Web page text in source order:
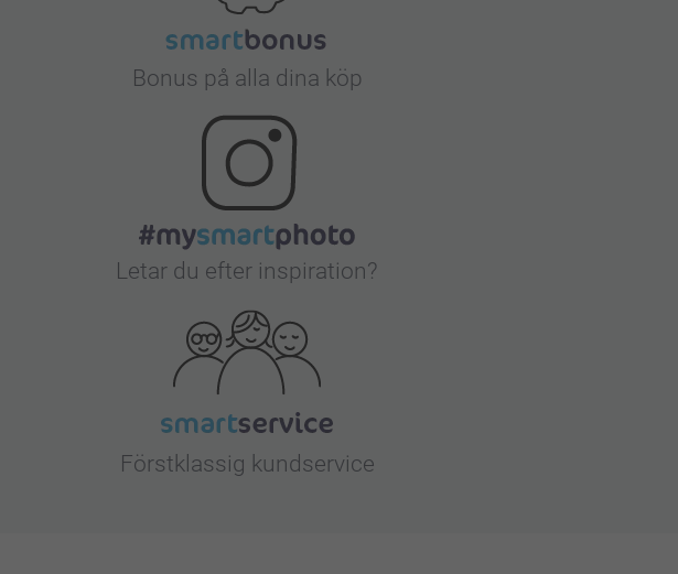
Bonus på alla dina köp
Letar du efter inspiration?
Förstklassig kundservice